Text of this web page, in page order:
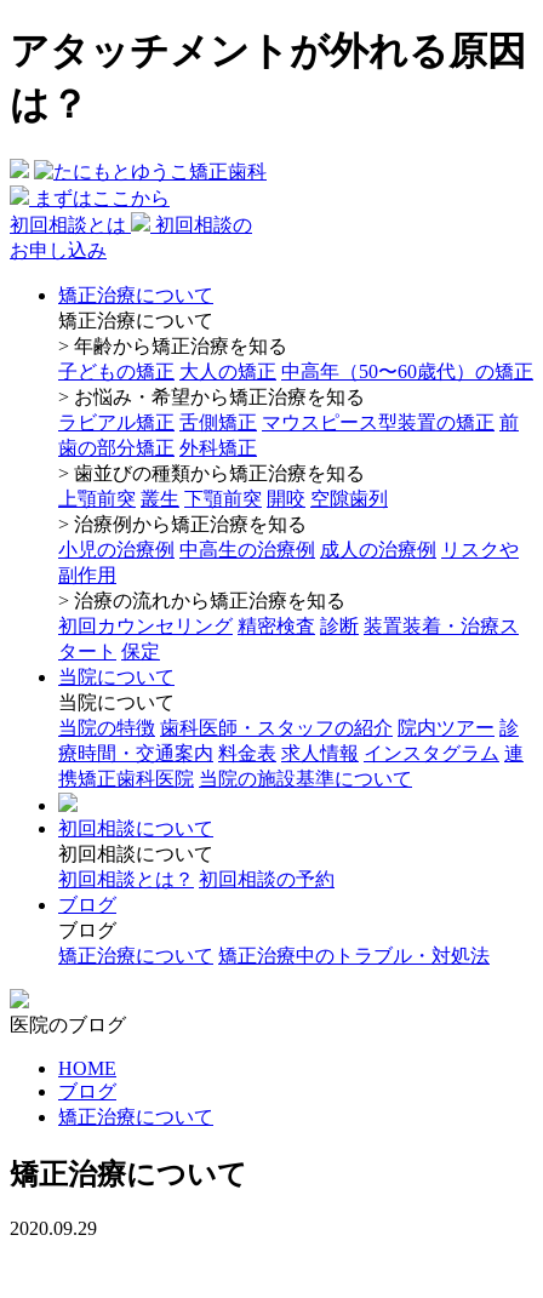
アタッチメントが外れる原因
は？
まずはここから
初回相談とは
初回相談の
お申し込み
矯正治療について
矯正治療について
> 年齢から矯正治療を知る
子どもの矯正 大人の矯正 中高年（50〜60歳代）の矯正
> お悩み・希望から矯正治療を知る
ラビアル矯正 舌側矯正 マウスピース型装置の矯正 前
歯の部分矯正 外科矯正
> 歯並びの種類から矯正治療を知る
上顎前突 叢生 下顎前突 開咬 空隙歯列
> 治療例から矯正治療を知る
小児の治療例 中高生の治療例 成人の治療例 リスクや
副作用
> 治療の流れから矯正治療を知る
初回カウンセリング 精密検査 診断 装置装着・治療ス
タート 保定
当院について
当院について
当院の特徴 歯科医師・スタッフの紹介 院内ツアー 診
療時間・交通案内 料金表 求人情報 インスタグラム 連
携矯正歯科医院 当院の施設基準について
初回相談について
初回相談について
初回相談とは？ 初回相談の予約
ブログ
ブログ
矯正治療について 矯正治療中のトラブル・対処法
医院のブログ
HOME
ブログ
矯正治療について
矯正治療について
2020.09.29